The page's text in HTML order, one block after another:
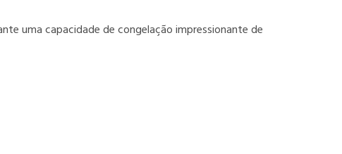
uma capacidade de congelação impressionante de